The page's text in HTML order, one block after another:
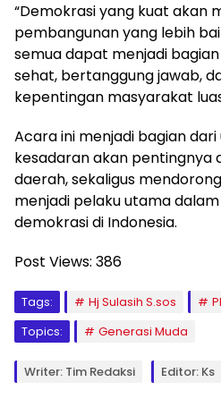
“Demokrasi yang kuat akan
pembangunan yang lebih
semua dapat menjadi
sehat, bertanggung jawab,
kepentingan masyarakat
Acara ini menjadi bagian
kesadaran akan pentingnya
daerah, sekaligus
menjadi pelaku utama
demokrasi di Indonesia.
Post Views: 386
Tags: Hj Sulasih S.sos
Topics:
Generasi Muda
Writer: Tim Redaksi Editor: Ks